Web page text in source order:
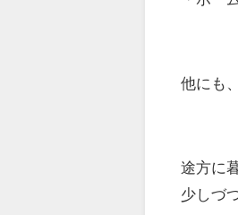
他にも
途方に
少しづ